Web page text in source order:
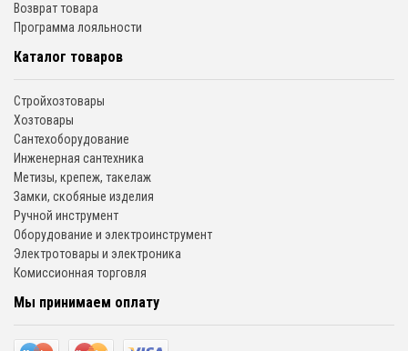
Возврат товара
Программа лояльности
Каталог товаров
Стройхозтовары
Хозтовары
Сантехоборудование
Инженерная сантехника
Метизы, крепеж, такелаж
Замки, скобяные изделия
Ручной инструмент
Оборудование и электроинструмент
Электротовары и электроника
Комиссионная торговля
Мы принимаем оплату